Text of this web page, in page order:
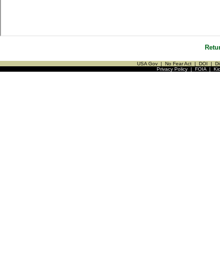
USA Gov | No Fear Act | DOI |
Privacy Policy| FOIA|